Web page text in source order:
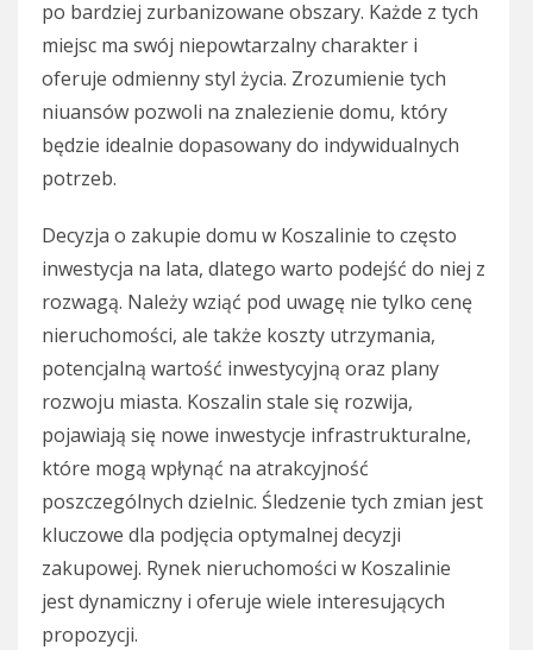
po bardziej zurbanizowane obszary. Każde z tych
miejsc ma swój niepowtarzalny charakter i
oferuje odmienny styl życia. Zrozumienie tych
niuansów pozwoli na znalezienie domu, który
będzie idealnie dopasowany do indywidualnych
potrzeb.
Decyzja o zakupie domu w Koszalinie to często
inwestycja na lata, dlatego warto podejść do niej z
rozwagą. Należy wziąć pod uwagę nie tylko cenę
nieruchomości, ale także koszty utrzymania,
potencjalną wartość inwestycyjną oraz plany
rozwoju miasta. Koszalin stale się rozwija,
pojawiają się nowe inwestycje infrastrukturalne,
które mogą wpłynąć na atrakcyjność
poszczególnych dzielnic. Śledzenie tych zmian jest
kluczowe dla podjęcia optymalnej decyzji
zakupowej. Rynek nieruchomości w Koszalinie
jest dynamiczny i oferuje wiele interesujących
propozycji.